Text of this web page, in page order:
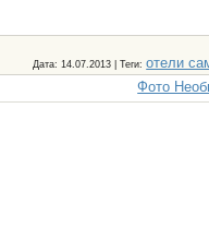
Дата: 14.07.2013 |Теги:отели
Фото